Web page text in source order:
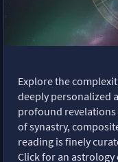
Explore the
deeply personalized
profound revelations
of synastry,
reading is finely
Click for an